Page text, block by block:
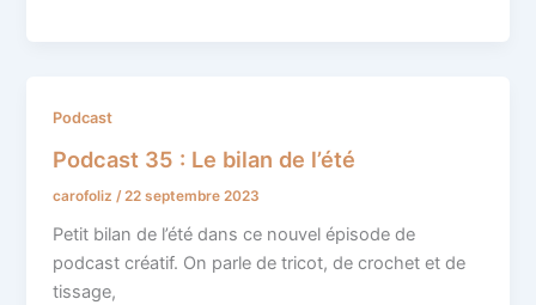
Podcast
Podcast 35 : Le bilan de l’été
carofoliz /22 septembre 2023
Petit bilan de l’été dans ce nouvel épisode de
podcast créatif. On parle de tricot, de crochet et de
tissage,
Podcast
:
Le
bilan
de
l’été